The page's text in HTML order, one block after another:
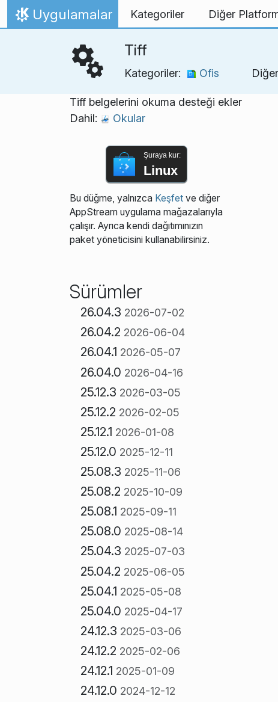
İçeriğe atla
Ana Sayfa
Uygulamalar Kategoriler Diğer
Tiff
Kategoriler: Ofis
Tiff belgelerini okuma desteği ekler
Dahil:
Okular
Şuraya kur:
Linux
Bu düğme, yalnızca Keşfetve diğer
AppStream uygulama mağazalarıyla
çalışır. Ayrıca kendi dağıtımınızın
paket yöneticisini kullanabilirsiniz.
Sürümler
26.04.3 2026-07-02
26.04.2 2026-06-04
26.04.1 2026-05-07
26.04.0 2026-04-16
25.12.3 2026-03-05
25.12.2 2026-02-05
25.12.1 2026-01-08
25.12.0 2025-12-11
25.08.3 2025-11-06
25.08.2 2025-10-09
25.08.1 2025-09-11
25.08.0 2025-08-14
25.04.3 2025-07-03
25.04.2 2025-06-05
25.04.1 2025-05-08
25.04.0 2025-04-17
24.12.3 2025-03-06
24.12.2 2025-02-06
24.12.1 2025-01-09
24.12.0 2024-12-12